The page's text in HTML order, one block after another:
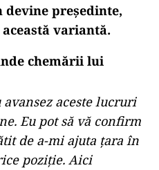
devine președinte,
variantă.
chemării lui
aceste lucruri
Eu pot să vă confirm
de a-mi ajuta țara în
poziție. Aici